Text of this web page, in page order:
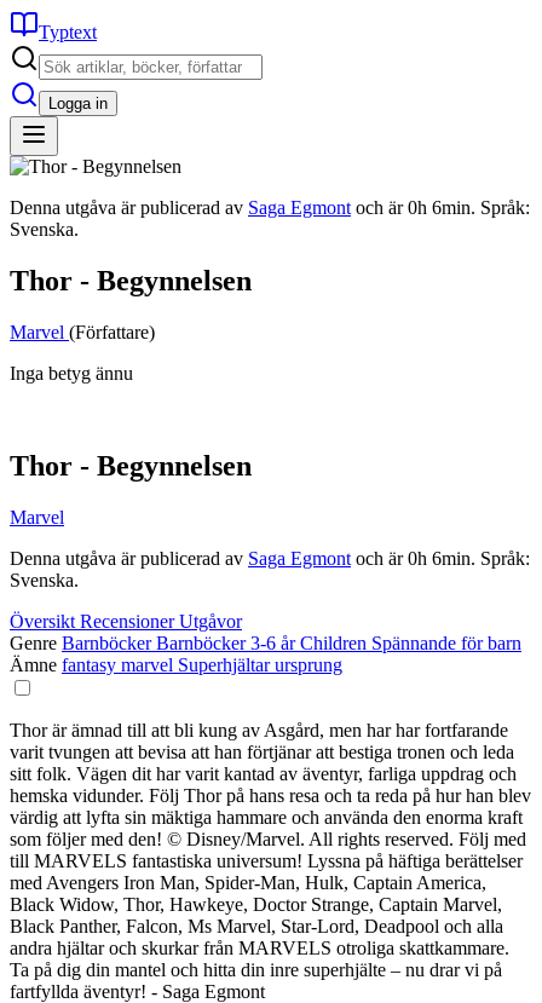
Typtext
Logga in
Denna utgåva är publicerad av Saga Egmont och är 0h 6min. Språk:
Svenska.
Thor - Begynnelsen
Marvel (Författare)
Inga betyg ännu
Thor - Begynnelsen
Marvel
Denna utgåva är publicerad av Saga Egmont och är 0h 6min. Språk:
Svenska.
Översikt RecensionerUtgåvor
Genre BarnböckerBarnböcker 3-6 årChildren Spännande för barn
Ämne fantasy marvel Superhjältarursprung
Thor är ämnad till att bli kung av Asgård, men har har fortfarande
varit tvungen att bevisa att han förtjänar att bestiga tronen och leda
sitt folk. Vägen dit har varit kantad av äventyr, farliga uppdrag och
hemska vidunder. Följ Thor på hans resa och ta reda på hur han blev
värdig att lyfta sin mäktiga hammare och använda den enorma kraft
som följer med den! © Disney/Marvel. All rights reserved. Följ med
till MARVELS fantastiska universum! Lyssna på häftiga berättelser
med Avengers Iron Man, Spider-Man, Hulk, Captain America,
Black Widow, Thor, Hawkeye, Doctor Strange, Captain Marvel,
Black Panther, Falcon, Ms Marvel, Star-Lord, Deadpool och alla
andra hjältar och skurkar från MARVELS otroliga skattkammare.
Ta på dig din mantel och hitta din inre superhjälte – nu drar vi på
fartfyllda äventyr! - Saga Egmont